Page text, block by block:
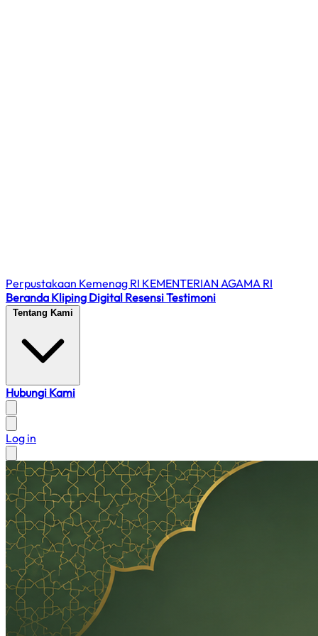
Perpustakaan Kemenag RI KEMENTERIAN AGAMA RI
Beranda Kliping Digital ResensiTestimoni
Tentang Kami
Hubungi Kami
Log in